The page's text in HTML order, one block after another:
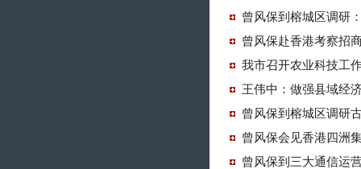
曾风保到榕城区调研
曾风保赴香港考察招
我市召开农业科技工
王伟中：做强县域经
曾风保到榕城区调研
曾风保会见香港四洲
曾风保到三大通信运